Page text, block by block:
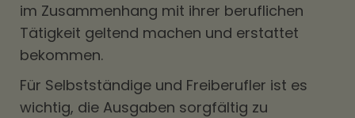
im Zusammenhang mit ihrer beruflichen
Tätigkeit geltend machen und erstattet
bekommen.
Für Selbstständige und Freiberufler ist es
wichtig, die Ausgaben sorgfältig zu